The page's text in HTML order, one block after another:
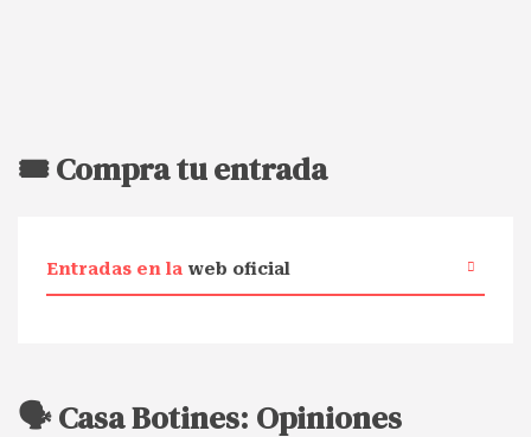
🎟️ Compra tu entrada
Entradas en la web oficial
🗣️ Casa Botines: Opiniones